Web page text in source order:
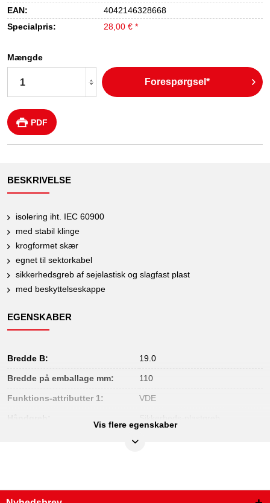
EAN:
4042146328668
Specialpris:
28,00 € *
Mængde
Forespørgsel*
PDF
BESKRIVELSE
isolering iht. IEC 60900
med stabil klinge
krogformet skær
egnet til sektorkabel
sikkerhedsgreb af sejelastisk og slagfast plast
med beskyttelseskappe
EGENSKABER
Bredde B: 19.0
Bredde på emballage mm: 110
Funktions-attributter 1: VDE
Klingeform:
Vis flere egenskaber